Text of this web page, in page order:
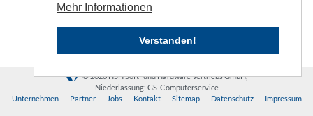
Mehr Informationen
Verstanden!
© 2026 HSH Soft- und Hardware Vertriebs GmbH,
Niederlassung: GS-Computerservice
Unternehmen
Partner Jobs Kontakt Sitemap Datenschutz Impressum